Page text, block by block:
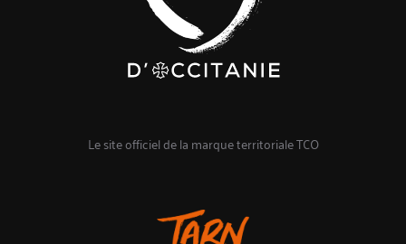
Le site officiel de la marque territoriale TCO